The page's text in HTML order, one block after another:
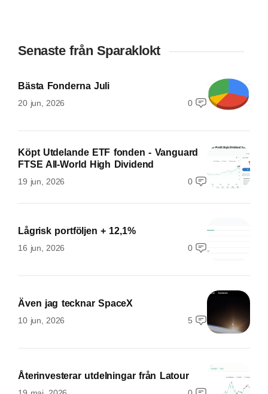
Senaste från Sparaklokt
Bästa Fonderna Juli
20 jun, 2026 0
Köpt Utdelande ETF fonden - Vanguard
FTSE All-World High Dividend
19 jun, 2026 0
Lågrisk portföljen + 12,1%
16 jun, 2026 0
Även jag tecknar SpaceX
10 jun, 2026 5
Återinvesterar utdelningar från Latour